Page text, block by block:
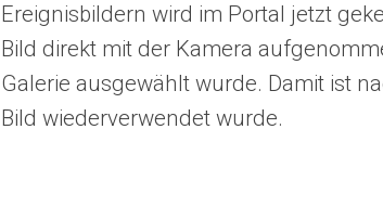
Ereignisbildern wird im Portal jetzt
Bild direkt mit der Kamera
Galerie ausgewählt wurde. Damit ist
Bild wiederverwendet wurde.